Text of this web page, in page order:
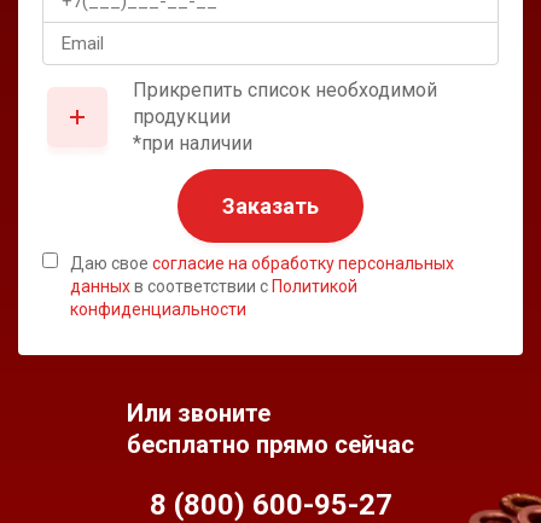
Прикрепить список необходимой
продукции
*при наличии
Заказать
Даю свое согласие на обработку персональных
данныхв соответствии с Политикой
конфиденциальности
Или звоните
бесплатно прямо сейчас
8 (800) 600-95-27